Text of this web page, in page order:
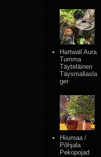
Hartwall Aura
Tumma
Täyteläinen
Täysmallasla
ger
Hiiumaa /
Põhjala
Pekopojad